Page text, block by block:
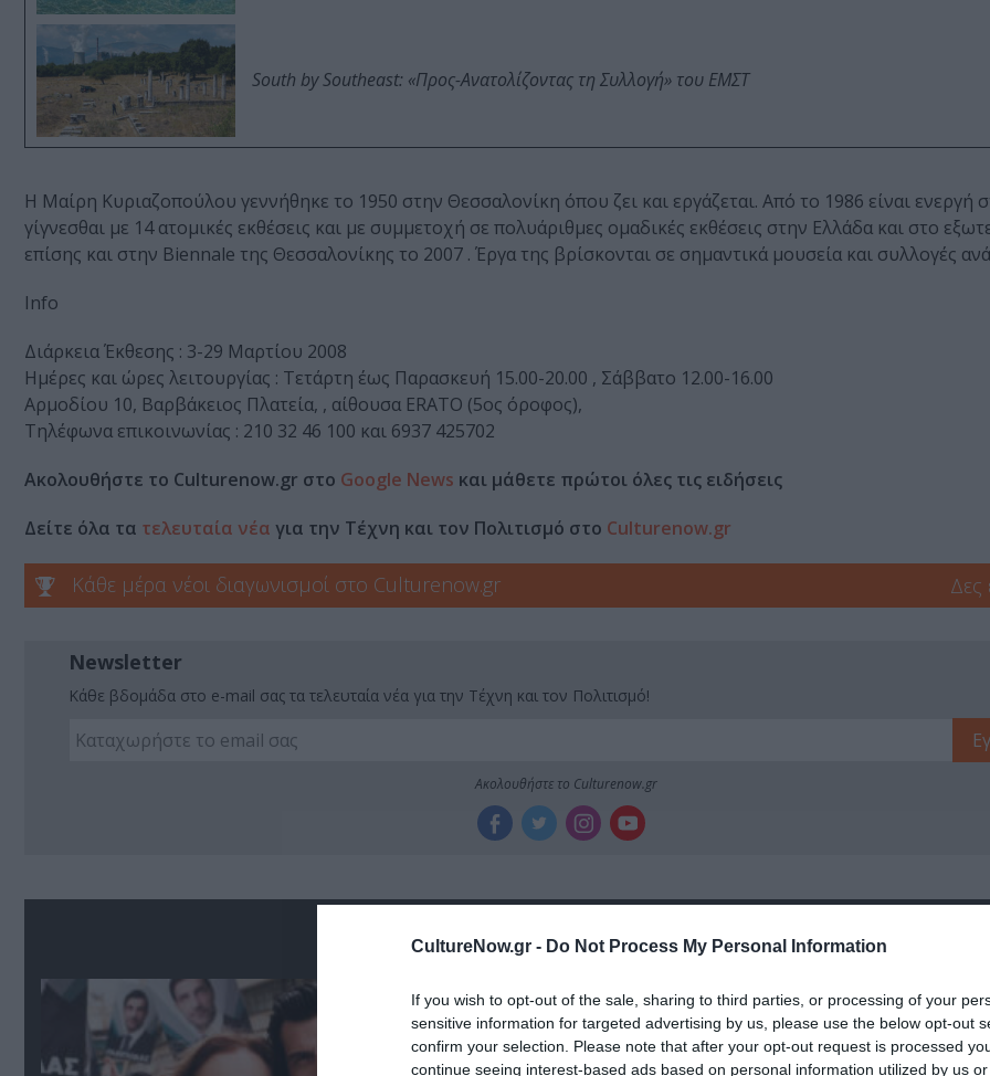
CultureNow.gr - Do Not Process My Personal Information
If you wish to opt-out of the sale, sharing to third parties, or processing of your
sensitive information for targeted advertising by us, please use the below opt-out
confirm your selection. Please note that after your opt-out request is processed
continue seeing interest-based ads based on personal information utilized by us
South by Southeast: «Προς-Ανατολίζοντας τη Συλλογή» του ΕΜΣΤ
Η Μαίρη Κυριαζοπούλου γεννήθηκε το 1950 στην Θεσσαλονίκη όπου ζει και εργάζεται. Από το 1986 είναι ενεργή
γίγνεσθαι με 14 ατομικές εκθέσεις και με συμμετοχή σε πολυάριθμες ομαδικές εκθέσεις στην Ελλάδα και στο
επίσης και στην Biennale της Θεσσαλονίκης το 2007 . Έργα της βρίσκονται σε σημαντικά μουσεία και συλλογές
Info
Διάρκεια Έκθεσης : 3-29 Μαρτίου 2008
Ημέρες και ώρες λειτουργίας : Τετάρτη έως Παρασκευή 15.00-20.00 , Σάββατο 12.00-16.00
Αρμοδίου 10, Βαρβάκειος Πλατεία, , αίθουσα ERATO (5oς όροφος),
Τηλέφωνα επικοινωνίας : 210 32 46 100 και 6937 425702
Ακολουθήστε το Culturenow.gr στο Google News και μάθετε πρώτοι όλες τις ειδήσεις
Δείτε όλα τα τελευταία νέα για την Τέχνη και τον Πολιτισμό στο Culturenow.gr
Κάθε μέρα νέοι διαγωνισμοί στο Culturenow.gr Δες
Newsletter
Κάθε βδομάδα στο e-mail σας τα τελευταία νέα για την Τέχνη και τον Πολιτισμό!
Ακολουθήστε το Culturenow.gr
Δημοφιλή Άρθρα